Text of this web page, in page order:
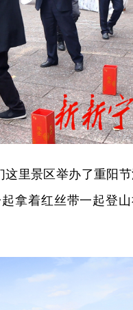
这里景区举办了重阳
拿着红丝带一起登